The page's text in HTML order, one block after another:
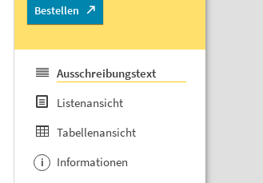
Bestellen
Ausschreibungstext
Listenansicht
Tabellenansicht
i Informationen